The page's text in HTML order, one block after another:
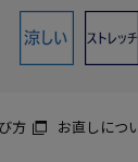
方 お直しにつ